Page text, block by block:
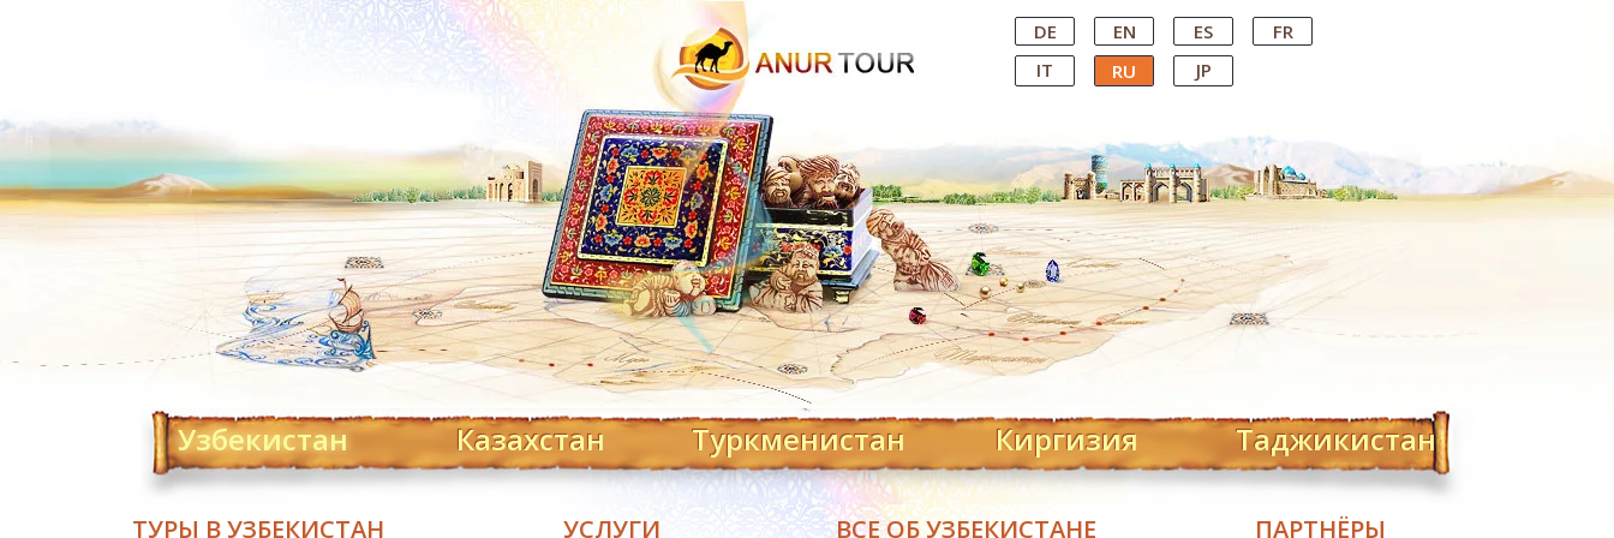
Central Asian Tour Operator DE EN ES
FR
IT
RU JP
Узбекистан Казахстан Туркменистан Киргизия Таджикистан
ТУРЫ В УЗБЕКИСТАН УСЛУГИ ВСЕ ОБ УЗБЕКИСТАНЕ ПАРТНЁРЫ